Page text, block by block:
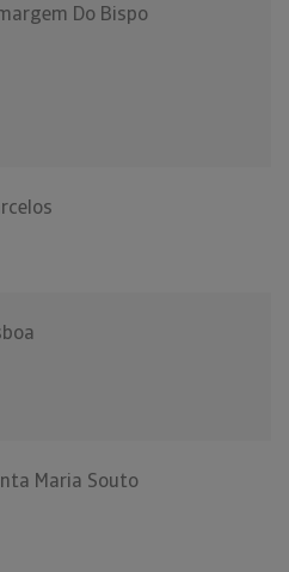
Do Bispo
Maria Souto